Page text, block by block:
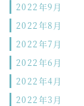
2022年9月
2022年8月
2022年7月
2022年6月
2022年4月
2022年3月